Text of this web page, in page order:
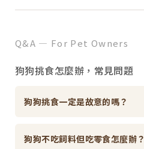
Q&A — For Pet Owners
狗狗挑食怎麼辦，常見問題
狗狗挑食一定是故意的嗎？
狗狗不吃飼料但吃零食怎麼辦？